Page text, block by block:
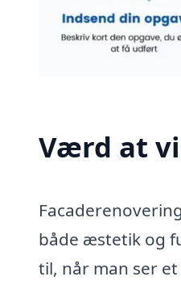
Værd at
både æstetik og
til, når man ser